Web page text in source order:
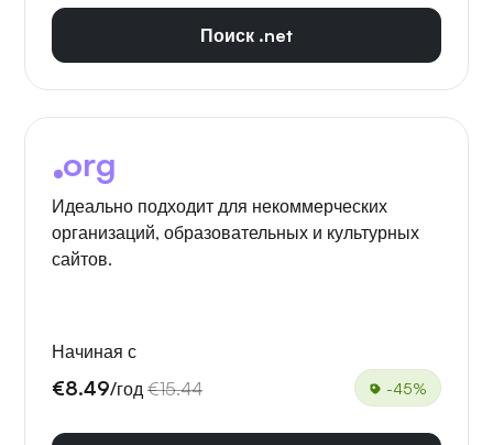
Поиск .net
org
Идеально подходит для некоммерческих
организаций, образовательных и культурных
сайтов.
Начиная с
€8.49/год €15.44 -45%